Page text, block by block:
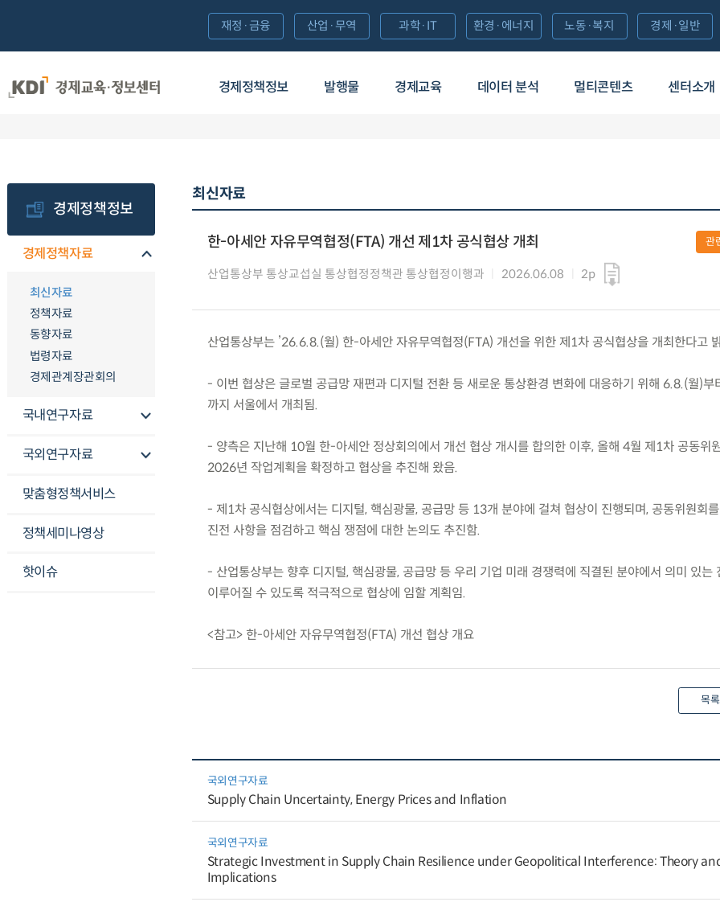
경제정책정보 발행물 경제교육 데이터 분석 멀티콘텐츠 센터소개
재정·금융 산업·무역 과학·IT 환경·에너지 노동·복지 경제·일반
경제정책정보
경제정책자료
최신자료
정책자료
동향자료
법령자료
경제관계장관회의
국내연구자료
국외연구자료
맞춤형정책서비스
정책세미나영상
핫이슈
최신자료
한-아세안 자유무역협정(FTA) 개선 제1차 공식협상 개최
산업통상부 통상교섭실 통상협정정책관 통상협정이행과 2026.06.08 2p
관
산업통상부는 ’26.6.8.(월) 한-아세안 자유무역협정(FTA) 개선을 위한 제1차 공식협상을 개최한다고
- 이번 협상은 글로벌 공급망 재편과 디지털 전환 등 새로운 통상환경 변화에 대응하기 위해 6.8.(월)
까지 서울에서 개최됨.
- 양측은 지난해 10월 한-아세안 정상회의에서 개선 협상 개시를 합의한 이후, 올해 4월 제1차 공동위
2026년 작업계획을 확정하고 협상을 추진해 왔음.
- 제1차 공식협상에서는 디지털, 핵심광물, 공급망 등 13개 분야에 걸쳐 협상이 진행되며, 공동위원회
진전 사항을 점검하고 핵심 쟁점에 대한 논의도 추진함.
- 산업통상부는 향후 디지털, 핵심광물, 공급망 등 우리 기업 미래 경쟁력에 직결된 분야에서 의미 있는
이루어질 수 있도록 적극적으로 협상에 임할 계획임.
<참고> 한-아세안 자유무역협정(FTA) 개선 협상 개요
목록
국외연구자료
Supply Chain Uncertainty, Energy Prices and Inflation
국외연구자료
Strategic Investment in Supply Chain Resilience under Geopolitical Interference: Theory
Implications